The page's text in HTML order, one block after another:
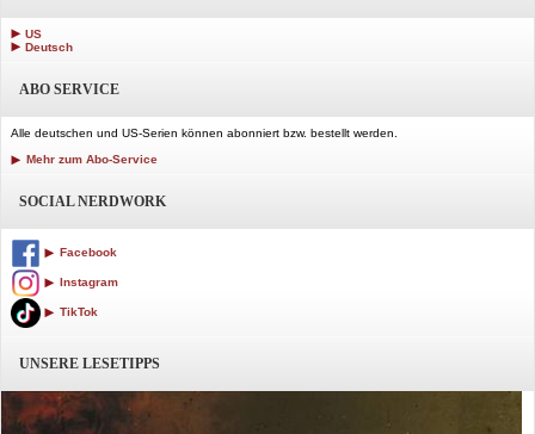
US
Deutsch
ABO SERVICE
Alle deutschen und US-Serien können abonniert bzw. bestellt werden.
Mehr zum Abo-Service
SOCIAL NERDWORK
Facebook
Instagram
TikTok
UNSERE LESETIPPS